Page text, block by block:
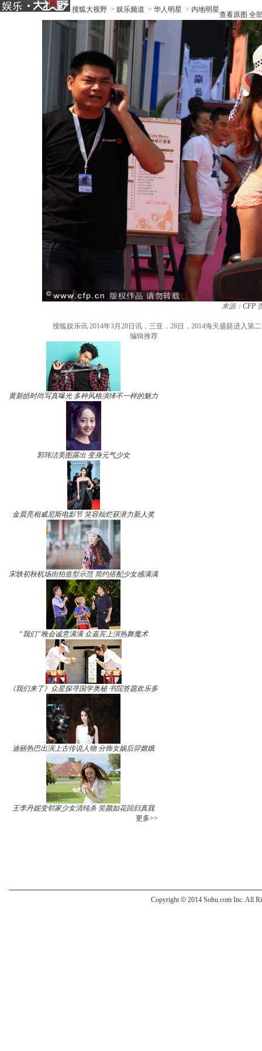
搜狐大视野 > 娱乐频道 > 华人明星 > 内地明星
查看原图 全
来源： CFP
搜狐娱乐讯 2014年3月28日讯，三亚，28日，2014海天盛筵进入
编辑推荐
黄新皓时尚写真曝光 多种风格演绎不一样的魅力
郭玮洁美图露出 变身元气少女
金晨亮相威尼斯电影节 笑容灿烂获潜力新人奖
宋轶初秋机场街拍造型示范 简约搭配少女感满满
“我们”晚会诚意满满 众嘉宾上演热舞魔术
《我们来了》众星探寻国学奥秘 书院答题欢乐多
迪丽热巴出演上古传说人物 分饰女娲后羿嫦娥
王李丹妮变邻家少女清纯杀 笑颜如花回归真我
更多>>
Copyright © 2014 Sohu.com Inc. All